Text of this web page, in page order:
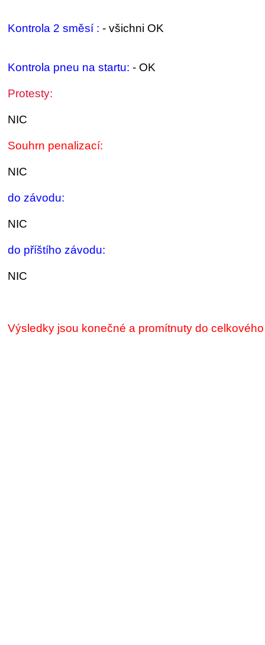
Kontrola 2 směsí : - všichni OK
Kontrola pneu na startu: - OK
Protesty:
NIC
Souhrn penalizací:
NIC
do závodu:
NIC
do příštího závodu:
NIC
Výsledky jsou konečné a promítnuty do